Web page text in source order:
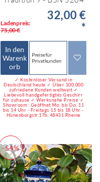
Ladenpreis:
75,00 €
32,00 €
*
In den
Warenk
orb
Preise für
Privatkunden
✓ Kostenloser Versand in
Deutschland heute ✓ Über 100.000
zufriedene Kunden weltweit ✓
Liebevoll handgefertigtes Geschirr
für zuhause ✓ Werksnahe Preise ✓
Showroom : Geöffnet Mo. bis Do. 11
bis 14 Uhr - Freitags 15 bis 18 Uhr -
Hünenborgstr.17b, 48431 Rheine
-54%